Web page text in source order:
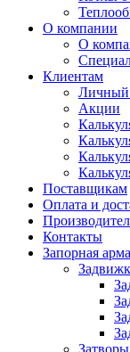
О компании
О
Клиентам
Личный
Акции
Поставщикам
Оплата и
Контакты
Запорная